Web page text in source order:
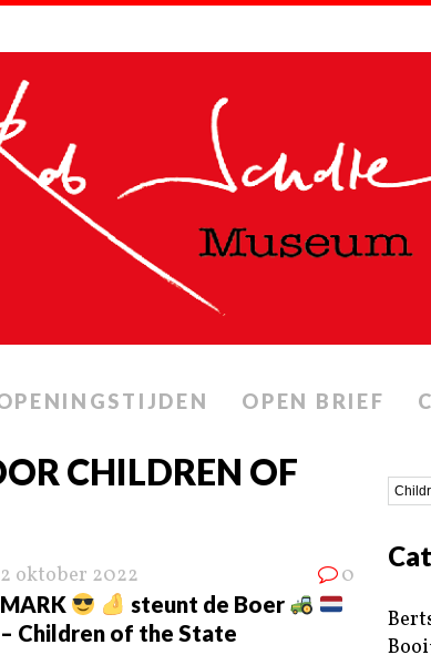
OPEN BRIEF
CHILDREN OF
2 oktober 2022 0
MARK
steunt de Boer
– Children of the State